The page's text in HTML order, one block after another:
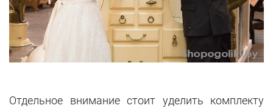
Отдельное внимание стоит уделить комплекту